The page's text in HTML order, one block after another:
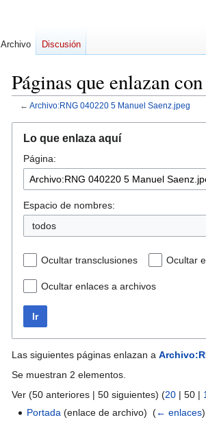
Páginas que enlazan
← Archivo:RNG 040220 5 Manuel Saenz.jpeg
navegación
búsqueda
Lo que enlaza aquí
Página:
Espacio de nombres:
todos
Ocultar transclusiones Ocultar
Ocultar enlaces a archivos
Ir
Las siguientes páginas enlazan a
Se muestran 2 elementos.
Ver (50 anteriores | 50 siguientes) (20 | 50 |
Portada (enlace de archivo) ‎(← enlaces)
Archivo Discusión